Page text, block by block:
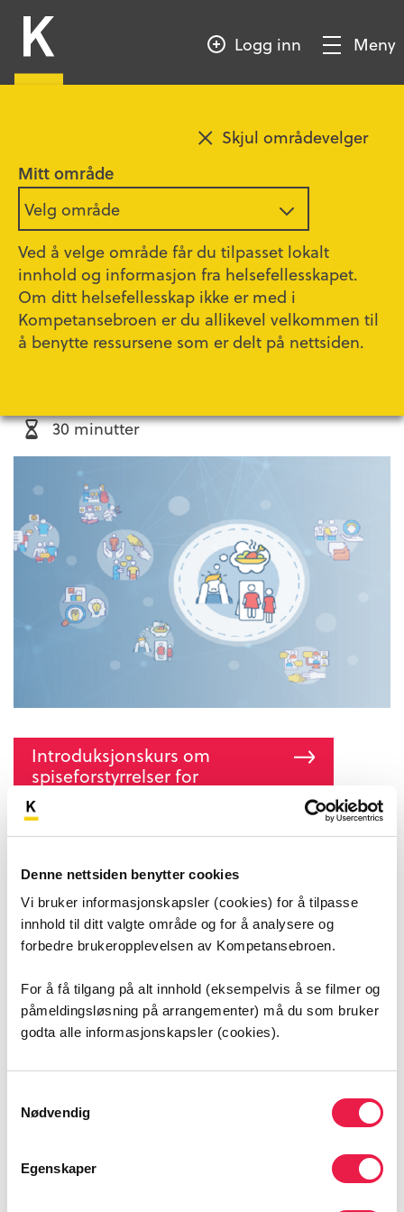
Denne nettsiden benytter cookies
Vi bruker informasjonskapsler (cookies) for å tilpasse
innhold til ditt valgte område og for å analysere og
forbedre brukeropplevelsen av Kompetansebroen.
For å få tilgang på alt innhold (eksempelvis å se filmer og
påmeldingsløsning på arrangementer) må du som bruker
godta alle informasjonskapsler (cookies).
Nødvendig
Egenskaper
Mitt område
Velg område
Ved å velge område får du tilpasset lokalt
innhold og informasjon fra helsefellesskapet.
Om ditt helsefellesskap ikke er med i
Kompetansebroen er du allikevel velkommen til
å benytte ressursene som er delt på nettsiden.
Skjul områdevelger
HOVEDINNHOLD
KompetansebroenLogg inn
Vis/SkjulMeny
Introduksjonskurs om
spiseforstyrrelser for
helsepersonell
Kurset er utviklet i fellesskap mellom alle
helseforetakene; Helse-Nord, Helse-Sør Øst,
Helse-Vest og Helse Midt.
30 minutter
som møter mennesker med spiseforstyrrelser og
deres pårørende. Kurset har som mål å bidra til
helhetlige og individuelt tilpassede pasientforløp,
og du vil få en grunnleggende innføring i hvordan
forstå og behandle pasienter med
spiseforstyrrelser.
Utredning, diagnoser og forekomst
Å etablere et samarbeid
Introduksjonskurs om
spiseforstyrrelser for
helsepersonell